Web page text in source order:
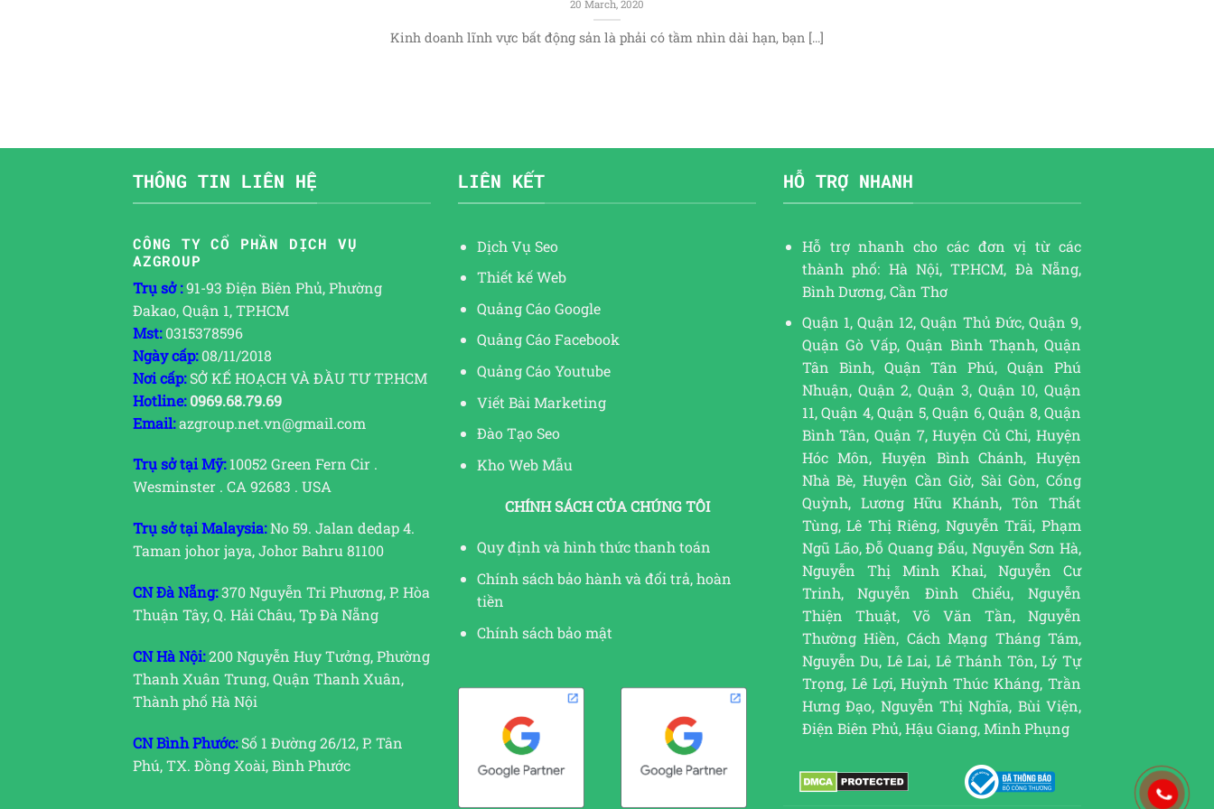
20 March, 2020
Kinh doanh lĩnh vực bất động sản là phải có tầm nhìn dài hạn, bạn [...]
THÔNG TIN LIÊN HỆ
CÔNG TY CỔ PHẦN DỊCH VỤ
AZGROUP
Trụ sở :91-93 Điện Biên Phủ, Phường
Đakao, Quận 1, TP.HCM
Mst:0315378596
Ngày cấp:08/11/2018
Nơi cấp:SỞ KẾ HOẠCH VÀ ĐẦU TƯ TP.HCM
Hotline: 0969.68.79.69
Email:azgroup.net.vn@gmail.com
Trụ sở tại Mỹ:10052 Green Fern Cir .
Wesminster . CA 92683 . USA
Trụ sở tại Malaysia:No 59. Jalan dedap 4.
Taman johor jaya, Johor Bahru 81100
CN Đà Nẵng:370 Nguyễn Tri Phương, P. Hòa
Thuận Tây, Q. Hải Châu, Tp Đà Nẵng
CN Hà Nội:200 Nguyễn Huy Tưởng, Phường
Thanh Xuân Trung, Quận Thanh Xuân,
Thành phố Hà Nội
CN Bình Phước:Số 1 Đường 26/12, P. Tân
Phú, TX. Đồng Xoài, Bình Phước
LIÊN KẾT
Dịch Vụ Seo
Thiết kế Web
Quảng Cáo Google
Quảng Cáo Facebook
Quảng Cáo Youtube
Viết Bài Marketing
Đào Tạo Seo
Kho Web Mẫu
CHÍNH SÁCH CỦA CHÚNG TÔI
Quy định và hình thức thanh toán
Chính sách bảo hành và đổi trả, hoàn
tiền
Chính sách bảo mật
HỖ TRỢ NHANH
Hỗ trợ nhanh cho các đơn vị từ các
thành phố: Hà Nội, TP.HCM, Đà Nẵng,
Bình Dương, Cần Thơ
Quận 1, Quận 12, Quận Thủ Đức, Quận 9,
Quận Gò Vấp, Quận Bình Thạnh, Quận
Tân Bình, Quận Tân Phú, Quận Phú
Nhuận, Quận 2, Quận 3, Quận 10, Quận
11, Quận 4, Quận 5, Quận 6, Quận 8, Quận
Bình Tân, Quận 7, Huyện Củ Chi, Huyện
Hóc Môn, Huyện Bình Chánh, Huyện
Nhà Bè, Huyện Cần Giờ, Sài Gòn, Cống
Quỳnh, Lương Hữu Khánh, Tôn Thất
Tùng, Lê Thị Riêng, Nguyễn Trãi, Phạm
Ngũ Lão, Đỗ Quang Đẩu, Nguyễn Sơn Hà,
Nguyễn Thị Minh Khai, Nguyễn Cư
Trinh, Nguyễn Đình Chiểu, Nguyễn
Thiện Thuật, Võ Văn Tần, Nguyễn
Thường Hiền, Cách Mạng Tháng Tám,
Nguyễn Du, Lê Lai, Lê Thánh Tôn, Lý Tự
Trọng, Lê Lợi, Huỳnh Thúc Kháng, Trần
Hưng Đạo, Nguyễn Thị Nghĩa, Bùi Viện,
Điện Biên Phủ, Hậu Giang, Minh Phụng